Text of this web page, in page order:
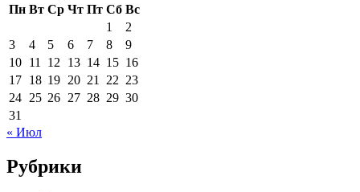
Пн Вт Ср Чт Пт Сб Вс
1
2
3
4 5 6 7 8
9
10 11 12 13 14 15 16
17 18 19 20 21 22 23
24 25 26 27 28 29 30
31
« Июл
Рубрики